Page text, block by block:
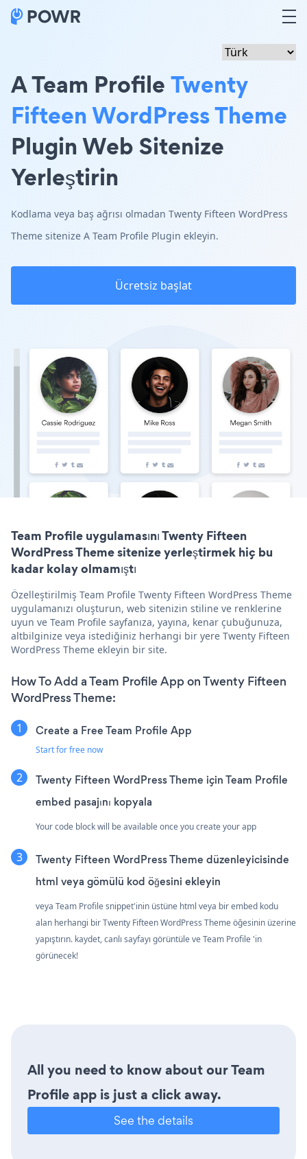
A Team ProfileTwenty
Fifteen WordPress Theme
Plugin Web Sitenize
Yerleştirin
Kodlama veya baş ağrısı olmadan Twenty Fifteen WordPress
Theme sitenize A Team Profile Plugin ekleyin.
Ücretsiz başlat
Team Profile uygulamasını Twenty Fifteen
WordPress Theme sitenize yerleştirmek hiç bu
kadar kolay olmamıştı
Özelleştirilmiş Team Profile Twenty Fifteen WordPress Theme
uygulamanızı oluşturun, web sitenizin stiline ve renklerine
uyun ve Team Profile sayfanıza, yayına, kenar çubuğunuza,
altbilginize veya istediğiniz herhangi bir yere Twenty Fifteen
WordPress Theme ekleyin bir site.
How To Add a Team Profile App on Twenty Fifteen
WordPress Theme:
Create a Free Team Profile App
Start for free now
Twenty Fifteen WordPress Theme için Team Profile
embed pasajını kopyala
Your code block will be available once you create your app
Twenty Fifteen WordPress Theme düzenleyicisinde
html veya gömülü kod öğesini ekleyin
veya Team Profile snippet'inin üstüne html veya bir embed kodu
alan herhangi bir Twenty Fifteen WordPress Theme öğesinin üzerine
yapıştırın. kaydet, canlı sayfayı görüntüle ve Team Profile 'in
görünecek!
All you need to know about our Team
Profile app is just a click away.
See the details